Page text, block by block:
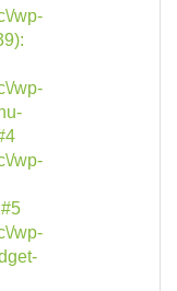
wp-
wp-
wp-
wp-